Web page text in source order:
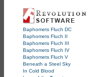
Baphomets Fluch DC
Baphomets Fluch II
Baphomets Fluch III
Baphomets Fluch IV
Baphomets Fluch V
Beneath a Steel Sky
In Cold Blood